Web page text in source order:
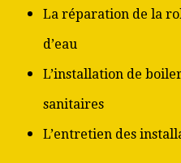
La réparation de la
d’eau
L’installation de
sanitaires
L’entretien des